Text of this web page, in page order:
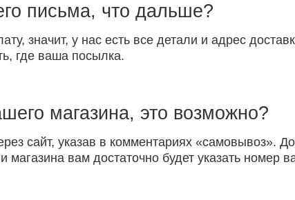
письма, что дальше?
значит, у нас есть все детали и адрес
где ваша посылка.
магазина, это возможно?
сайт, указав в комментариях «самовывоз».
вам достаточно будет указать номер